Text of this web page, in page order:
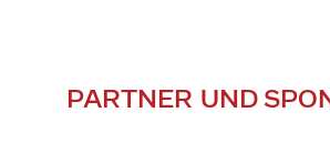
PARTNER UND